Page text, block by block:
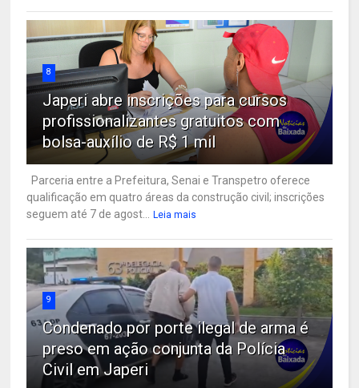
8
Japeri abre inscrições para cursos
profissionalizantes gratuitos com
bolsa-auxílio de R$ 1 mil
Parceria entre a Prefeitura, Senai e Transpetro oferece
qualificação em quatro áreas da construção civil; inscrições
seguem até 7 de agost...
Leia mais
9
Condenado por porte ilegal de arma é
preso em ação conjunta da Polícia
Civil em Japeri